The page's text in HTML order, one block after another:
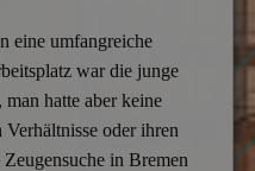
& Beschädigung
& Adresssuche
im Betrieb
Hannover
Stuttgart
eine umfangreiche
war die junge
hatte aber keine
oder ihren
in Bremen